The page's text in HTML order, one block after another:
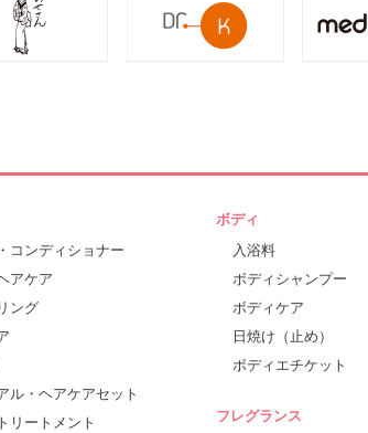
コンディショナー
アケア
ング
ル・ヘアケアセット
リートメント
ボディ
入浴料
ボディシャンプー
ボディケア
日焼け（止め）
ボディエチケット
フレグランス